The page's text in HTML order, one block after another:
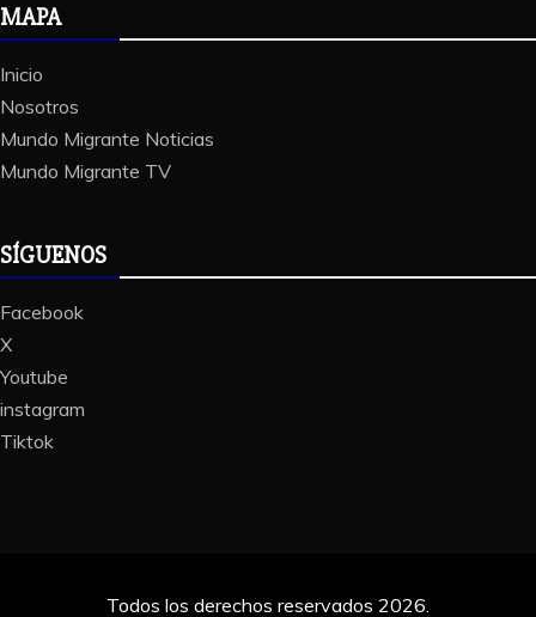
MAPA
Inicio
Nosotros
Mundo Migrante Noticias
Mundo Migrante TV
SÍGUENOS
Facebook
X
Youtube
instagram
Tiktok
Todos los derechos reservados 2026.